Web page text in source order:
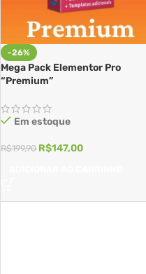
-26%
Mega Pack Elementor Pro
“Premium”
Em estoque
R$199,90 R$147,00